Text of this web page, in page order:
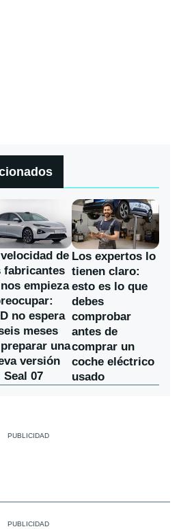
velocidad de
fabricantes
empieza
no espera
meses
una
versión
Seal 07
Los expertos lo
tienen claro:
esto es lo que
debes
comprobar
antes de
comprar un
coche eléctrico
usado